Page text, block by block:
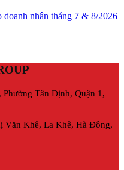
nhân tháng 7 & 8/2026
Phường Tân Định, Quận 1,
Văn Khê, La Khê, Hà Đông,